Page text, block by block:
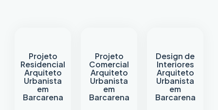
Projeto
Residencial
Arquiteto
Urbanista
em
Barcarena
Projeto
Comercial
Arquiteto
Urbanista
em
Barcarena
Design de
Interiores
Arquiteto
Urbanista
em
Barcarena